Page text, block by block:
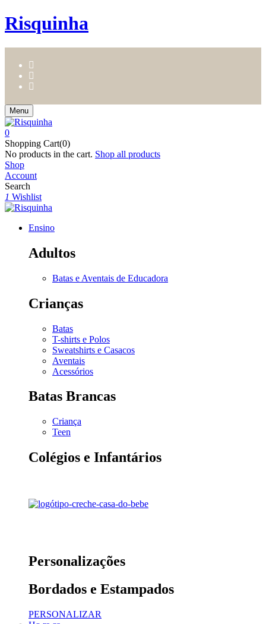
Risquinha
Menu
0
Shopping Cart(0)
No products in the cart. Shop all products
Shop
Account
Search
1 Wishlist
Ensino
Adultos
Batas e Aventais de Educadora
Crianças
Batas
T-shirts e Polos
Sweatshirts e Casacos
Aventais
Acessórios
Batas Brancas
Criança
Teen
Colégios e Infantários
Personalizações
Bordados e Estampados
PERSONALIZAR